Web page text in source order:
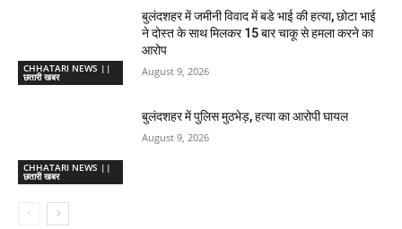
CHHATARI NEWS ||
छतारी खबर
बुलंदशहर में जमीनी विवाद में बडे भाई की हत्या, छोटा भाई
ने दोस्त के साथ मिलकर 15 बार चाकू से हमला करने का
आरोप
August 9, 2026
CHHATARI NEWS ||
छतारी खबर
बुलंदशहर में पुलिस मुठभेड़, हत्या का आरोपी घायल
August 9, 2026